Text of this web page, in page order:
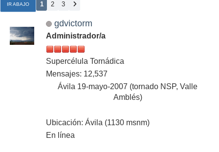
IR ABAJO 1 2 3
gdvictorm
Administrador/a
Supercélula Tornádica
Mensajes: 12,537
Ávila 19-mayo-2007 (tornado NSP, Valle
Amblés)
Ubicación: Ávila (1130 msnm)
En línea